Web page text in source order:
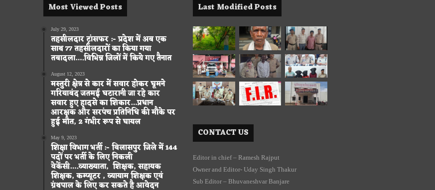
Most Viewed Posts
July 29, 2023
तहसीलदार ट्रांसफर :- प्रदेश में अब एक
साथ 77 तहसीलदारों का किया गया
तबादला….विभिन्न जिलों में किये गए तैनात
August 12, 2023
मस्तुरी क्षेत्र से कार में सवार होकर घूमने
गरियाबंद जतमई घटारानी जा रहे कार
सवार हुए हादसे का शिकार…प्रधान
आरक्षक और सरपंच प्रतिनिधि की मौके पर
हुई मौत, 2 गंभीर रूप से घायल
May 9, 2023
शिक्षा विभाग भर्ती :- बिलासपुर जिले में 144
पदों पर भर्ती के लिए निकली
वेकेंसी….व्याख्याता, शिक्षक, सहायक
शिक्षक, कम्प्यूटर , व्यायाम शिक्षक एवं
ग्रंथपाल के लिए कर सकते है आवेदन
Last Modified Posts
CONTACT US
Editor in chief – Ramesh Rajput
Owner and Editor- Uday Singh Thakur
Sub Editor – Bhuvaneshvar Banjare